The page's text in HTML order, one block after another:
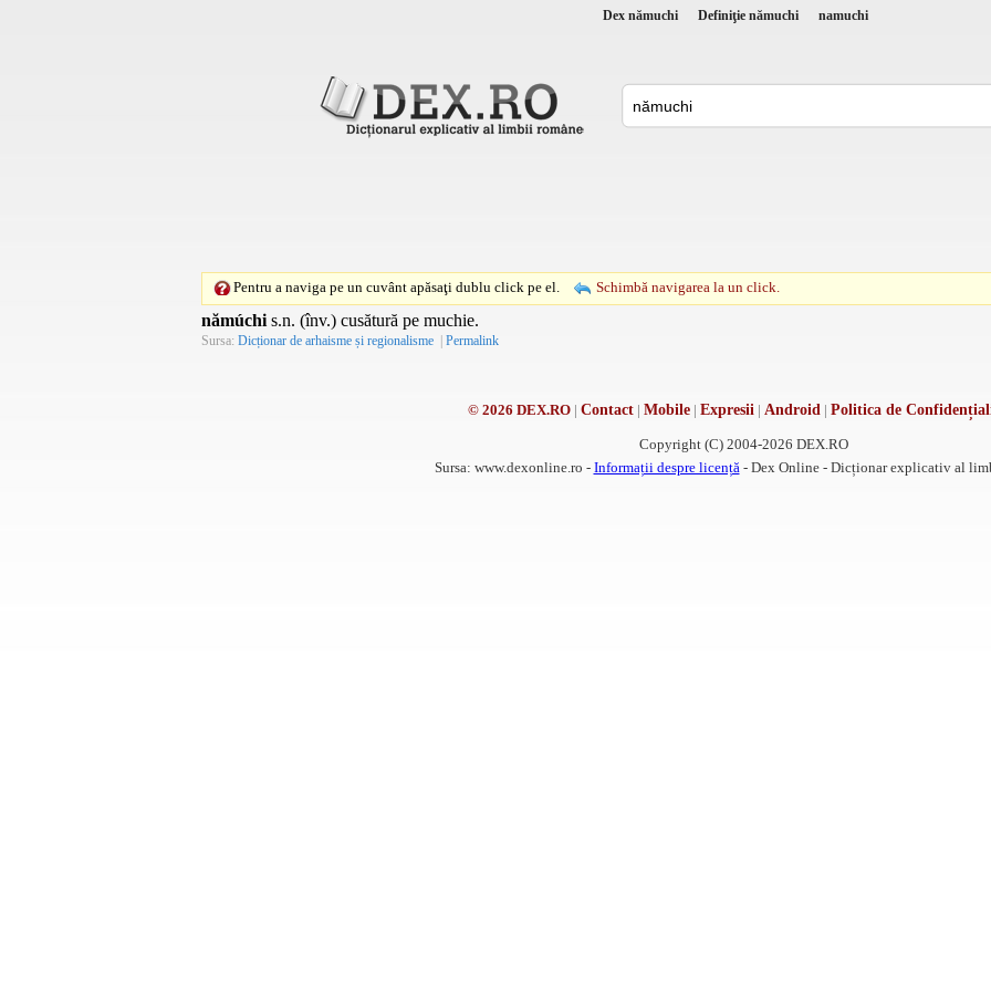
Dex nămuchi Definiţie nămuchi namuchi
Pentru a naviga pe un cuvânt apăsaţi dublu click pe el. Schimbă navigarea la un click.
nămúchi s.n. (înv.) cusătură pe muchie.
Sursa: Dicționar de arhaisme și regionalisme | Permalink
© 2026 DEX.RO| Contact| Mobile| Expresii | Android | Politica de
Copyright (C) 2004-2026 DEX.RO
Sursa: www.dexonline.ro - Informații despre licență - Dex Online - Dicționar explicativ al